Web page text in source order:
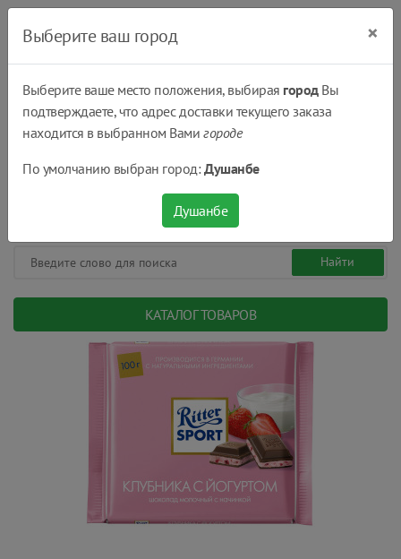
КАТАЛОГ ТОВАРОВ
Выберите ваш город ×
Выберите ваше место положения, выбирая городВы
подтверждаете, что адрес доставки текущего заказа
находится в выбранном Вамигороде
По умолчанию выбран город:Душанбе
Душанбе